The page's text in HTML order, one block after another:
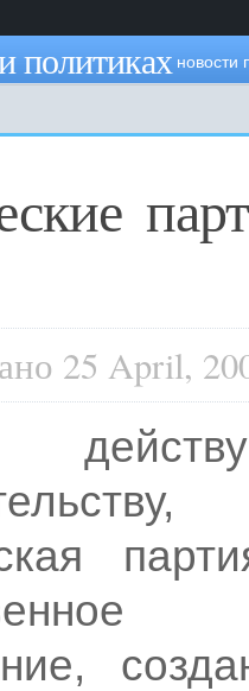
политиках новости
25 April,